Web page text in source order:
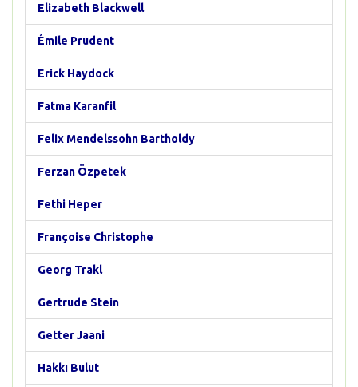
Elizabeth Blackwell
Émile Prudent
Erick Haydock
Fatma Karanfil
Felix Mendelssohn Bartholdy
Ferzan Özpetek
Fethi Heper
Françoise Christophe
Georg Trakl
Gertrude Stein
Getter Jaani
Hakkı Bulut